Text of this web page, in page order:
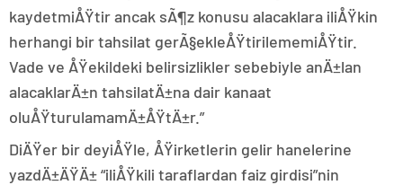
kaydetmiÅŸtir ancak sÃ¶z konusu alacaklara iliÅŸkin
herhangi bir tahsilat gerÃ§ekleÅŸtirilememiÅŸtir.
Vade ve ÅŸekildeki belirsizlikler sebebiyle anÄ±lan
alacaklarÄ±n tahsilatÄ±na dair kanaat
oluÅŸturulamamÄ±ÅŸtÄ±r.”
DiÄŸer bir deyiÅŸle, ÅŸirketlerin gelir hanelerine
yazdÄ±ÄŸÄ± “iliÅŸkili taraflardan faiz girdisi”nin